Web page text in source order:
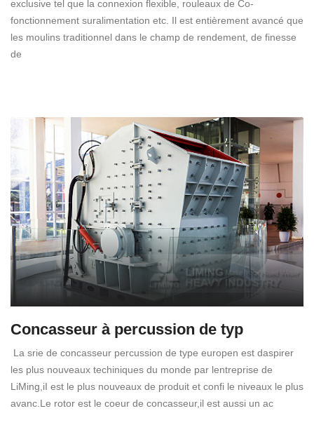
exclusive tel que la connexion flexible, rouleaux de Co-
fonctionnement suralimentation etc. Il est entièrement avancé que
les moulins traditionnel dans le champ de rendement, de finesse
de
Concasseur à percussion de typ
La srie de concasseur percussion de type europen est daspirer
les plus nouveaux techiniques du monde par lentreprise de
LiMing,iI est le plus nouveaux de produit et confi le niveaux le plus
avanc.Le rotor est le coeur de concasseur,il est aussi un ac